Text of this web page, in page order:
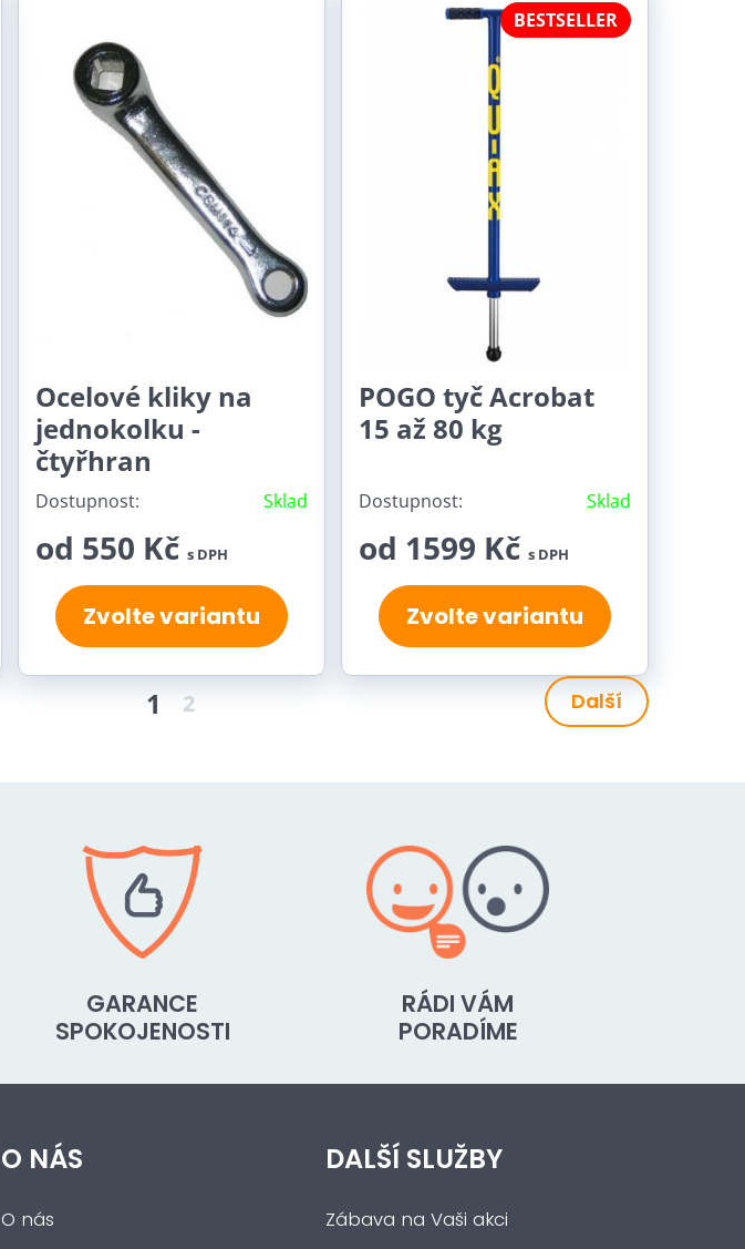
Ocelové kliky na
jednokolku -
čtyřhran
Dostupnost: Sklad
od 550 Kč s DPH
Zvolte variantu
BESTSELLER
POGO tyč Acrobat
15 až 80 kg
Dostupnost: Sklad
od 1599 Kč s DPH
Zvolte variantu
1 2 Další
GARANCE
SPOKOJENOSTI
RÁDI VÁM
PORADÍME
O NÁS
O nás
DALŠÍ SLUŽBY
Zábava na Vaši akci